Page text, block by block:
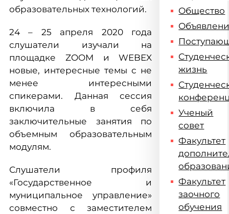
образовательных технологий.
24 – 25 апреля 2020 года
слушатели изучали на
площадке ZOOM и WEBEX
новые, интересные темы с не
менее интересными
спикерами. Данная сессия
включила в себя
заключительные занятия по
объемным образовательным
модулям.
Слушатели профиля
«Государственное и
муниципальное управление»
совместно с заместителем
Общество
жизнь
Ученый
совет
Факультет
Факультет
заочного
обучения